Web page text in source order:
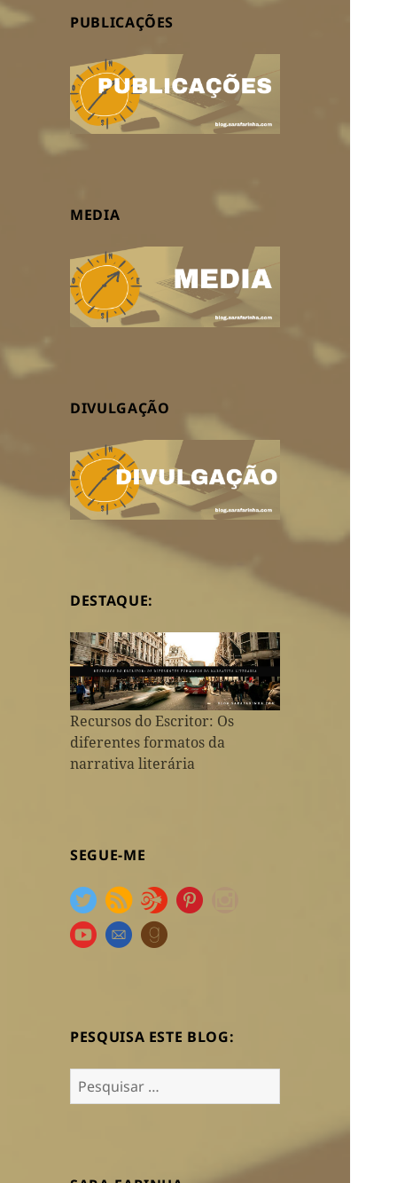
PUBLICAÇÕES
MEDIA
DIVULGAÇÃO
DESTAQUE:
Recursos do Escritor: Os
diferentes formatos da
narrativa literária
SEGUE-ME
PESQUISA ESTE BLOG:
Pesquisar
por: